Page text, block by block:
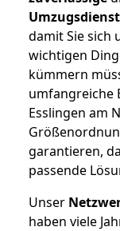
damit Sie sich
wichtigen
kümmern
umfangreiche
Esslingen am
garantieren,
passende
Unser
haben viele